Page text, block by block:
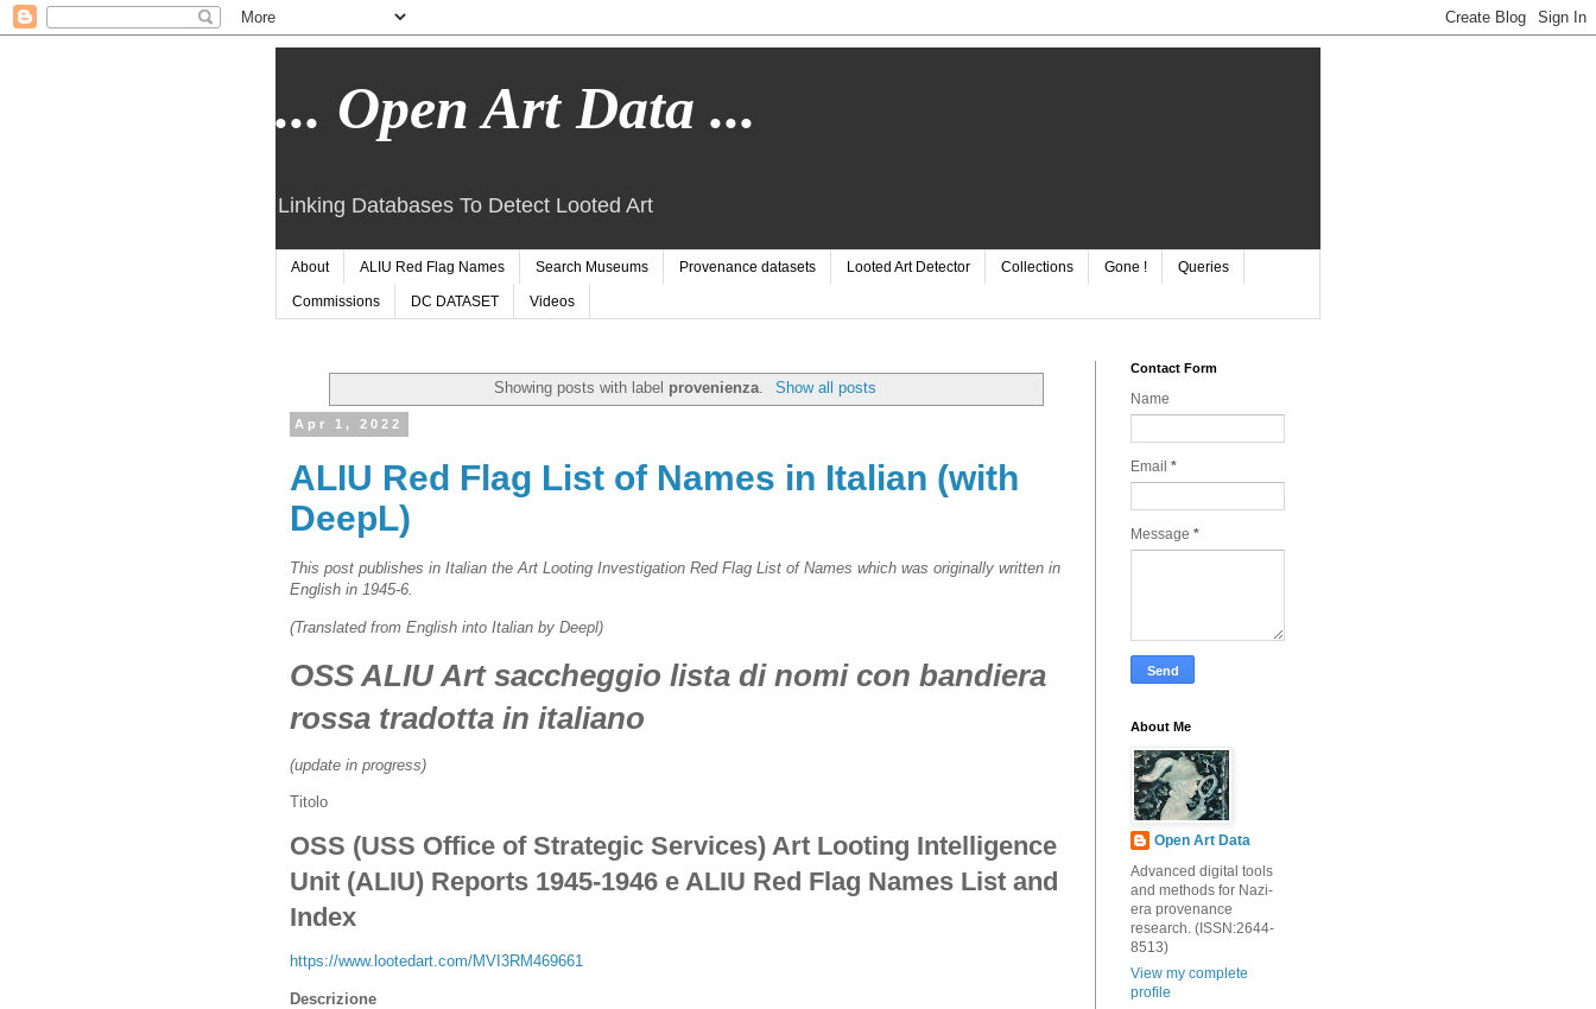
... Open Art Data ...
Linking Databases To Detect Looted Art
About ALIU Red Flag Names Search Museums Provenance datasets Looted Art Detector Collections Gone ! Queries
Commissions DC DATASET Videos
Showing posts with label provenienza Show all posts
Apr 1, 2022
ALIU Red Flag List of Names in Italian (with
DeepL)
This post publishes in Italian the Art Looting Investigation Red Flag List of Names which was originally written in
English in 1945-6.
(Translated from English into Italian by Deepl)
OSS ALIU Art saccheggio lista di nomi con bandiera
rossa tradotta in italiano
(update in progress)
Titolo
OSS (USS Office of Strategic Services) Art Looting Intelligence
Unit (ALIU) Reports 1945-1946 e ALIU Red Flag Names List and
Index
https://www.lootedart.com/MVI3RM469661
Descrizione
Contact Form
Name
Email *
Message *
About Me
Open Art Data
Advanced digital tools
and methods for Nazi-
era provenance
research. (ISSN:2644-
8513)
View my complete
profile